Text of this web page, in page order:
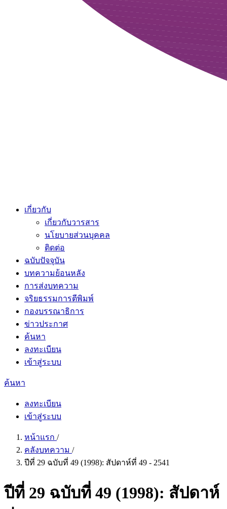
เกี่ยวกับ
เกี่ยวกับวารสาร
นโยบายส่วนบุคคล
ติดต่อ
ฉบับปัจจุบัน
บทความย้อนหลัง
การส่งบทความ
จริยธรรมการตีพิมพ์
กองบรรณาธิการ
ข่าวประกาศ
ค้นหา
ลงทะเบียน
เข้าสู่ระบบ
ค้นหา
ลงทะเบียน
เข้าสู่ระบบ
หน้าแรก /
คลังบทความ /
ปีที่ 29 ฉบับที่ 49 (1998): สัปดาห์ที่ 49 - 2541
ปีที่ 29 ฉบับที่ 49 (1998): สัปดาห์